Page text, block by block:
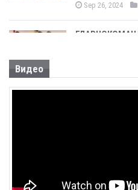
Sep 26, 2024
СРЕДСТВА,
Видео